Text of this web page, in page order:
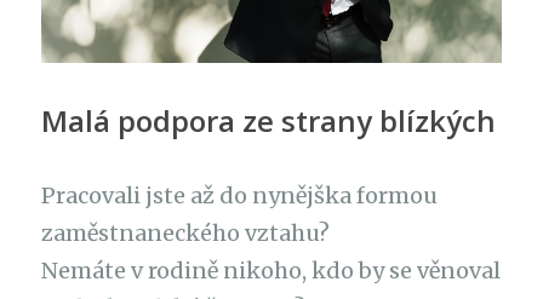
Malá podpora ze strany blízkých
Pracovali jste až do nynějška formou
zaměstnaneckého vztahu?
Nemáte v rodině nikoho, kdo by se věnoval